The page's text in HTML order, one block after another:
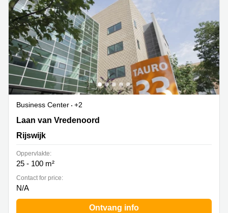
Business Center
+2
Laan van Vredenoord 33, Rijswijk
Laan van Vredenoord
Rijswijk
Oppervlakte:
25 - 100 m²
Contact for price:
N/A
Ontvang info